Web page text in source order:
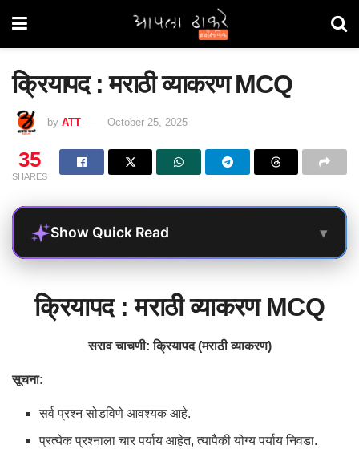
क्रियापद : मराठी व्याकरण MCQ
by ATT October 25, 2025
35
SHARES
Show Quick Read ▾
क्रियापद : मराठी व्याकरण MCQ
सराव चाचणी: क्रियापद (मराठी व्याकरण)
सूचना:
सर्व प्रश्न सोडविणे आवश्यक आहे.
प्रत्येक प्रश्नाला चार पर्याय आहेत, त्यापैकी योग्य पर्याय निवडा.